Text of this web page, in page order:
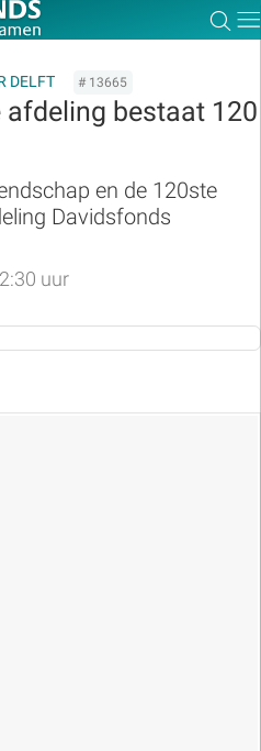
DELFT # 13665
afdeling bestaat 120
en de 120ste
Davidsfonds
uur